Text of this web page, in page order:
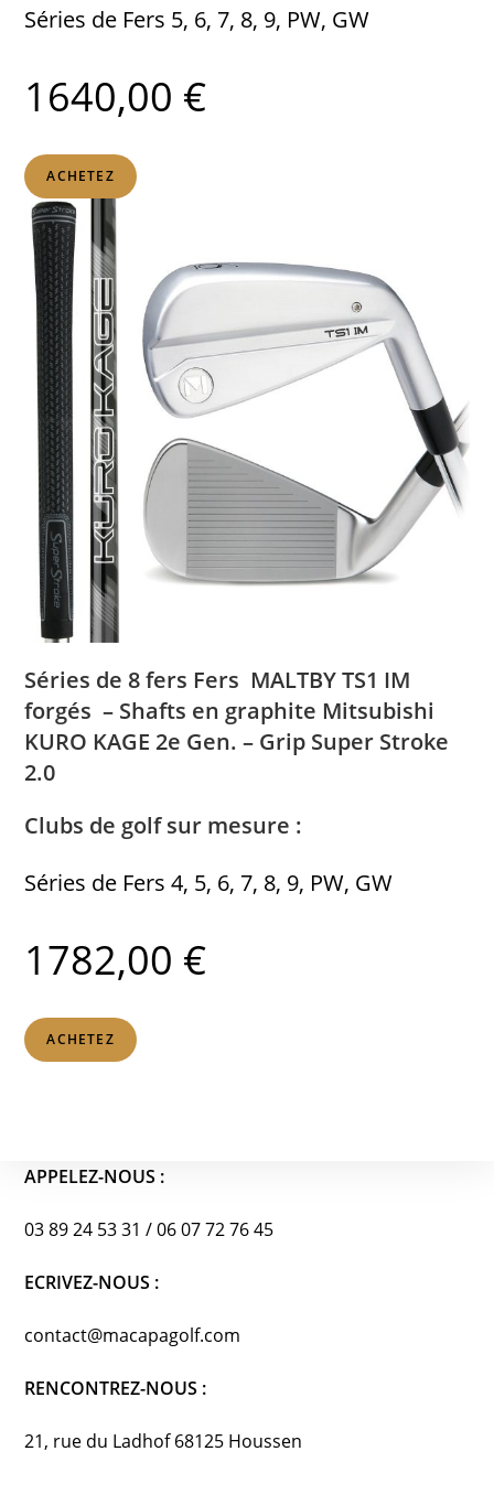
Séries de Fers 5, 6, 7, 8, 9, PW, GW
1640,00 €
ACHETEZ
Séries de 8 fers Fers MALTBY TS1 IM
forgés – Shafts en graphite Mitsubishi
KURO KAGE 2e Gen. – Grip Super Stroke
2.0
Clubs de golf sur mesure :
Séries de Fers 4, 5, 6, 7, 8, 9, PW, GW
1782,00 €
ACHETEZ
APPELEZ-NOUS :
03 89 24 53 31 / 06 07 72 76 45
ECRIVEZ-NOUS :
contact@macapagolf.com
RENCONTREZ-NOUS :
21, rue du Ladhof 68125 Houssen